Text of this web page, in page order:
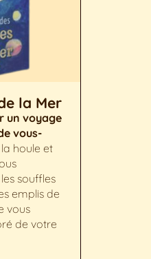
la Mer
un voyage
vous-
houle et
souffles
emplis de
vous
de votre